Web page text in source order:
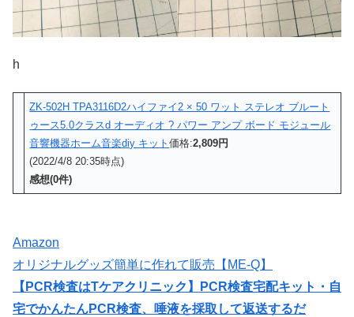
h
ZK-502H TPA3116D2ハイファイ2 × 50 ワット ステレオ ブルート
ゥース5.0クラスd オーディオ ? パワー アンプ ボード モジュール
音響機器ホーム音楽diy キット価格:2,809円
(2022/4/8 20:35時点)
感想(0件)
Amazon
オリジナルグッズ簡単に作れて販売【ME-Q】
【PCR検査はTケアクリニック】PCR検査宅配キット・自
宅でかんたんPCR検査、唾液を採取して返送するだ